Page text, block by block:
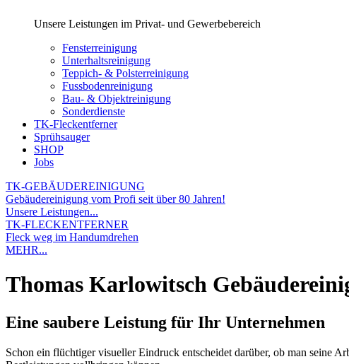
Unsere Leistungen im Privat- und Gewerbebereich
Fensterreinigung
Unterhaltsreinigung
Teppich- & Polsterreinigung
Fussbodenreinigung
Bau- & Objektreinigung
Sonderdienste
TK-Fleckentferner
Sprühsauger
SHOP
Jobs
TK-GEBÄUDEREINIGUNG
Gebäudereinigung vom Profi seit über 80 Jahren!
Unsere Leistungen...
TK-FLECKENTFERNER
Fleck weg im Handumdrehen
MEHR...
Thomas Karlowitsch
Eine saubere Leistung für Ihr Unternehmen
Schon ein flüchtiger visueller Eindruck entscheidet darüber, ob man seine